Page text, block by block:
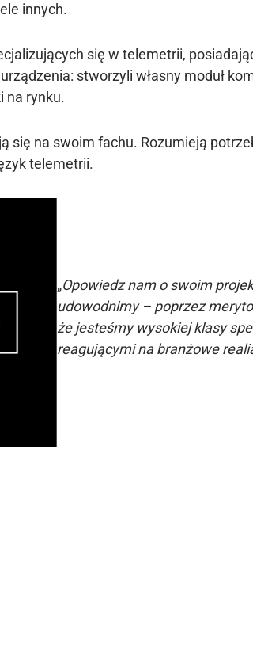
innych.
się w telemetrii,
stworzyli własny moduł
na rynku.
się na swoim fachu. Rozumieją
telemetrii.
„Opowiedz nam o swoim
udowodnimy – poprzez
że jesteśmy wysokiej klasy
reagującymi na branżowe